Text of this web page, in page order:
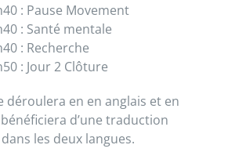
: Pause Movement
: Santé mentale
: Recherche
: Jour 2 Clôture
déroulera en en anglais et en
d’une traduction
les deux langues.